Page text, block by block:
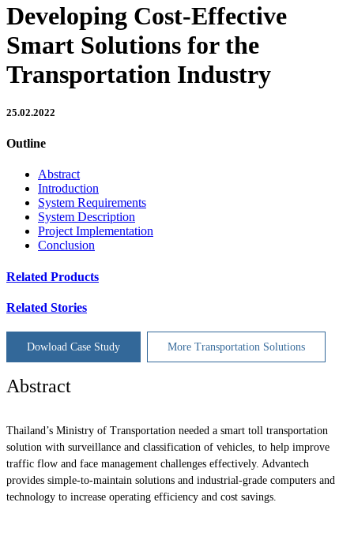
Developing Cost-Effective
Smart Solutions for the
Transportation Industry
25.02.2022
Outline
Abstract
Introduction
System Requirements
System Description
Project Implementation
Conclusion
Related Products
Related Stories
Dowload Case Study More Transportation Solutions
Abstract
Thailand’s Ministry of Transportation needed a smart toll transportation
solution with surveillance and classification of vehicles, to help improve
traffic flow and face management challenges effectively. Advantech
provides simple-to-maintain solutions and industrial-grade computers and
technology to increase operating efficiency and cost savings.